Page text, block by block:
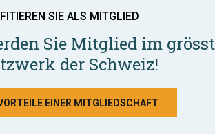
SIE ALS MITGLIED
Sie Mitglied im
der Schweiz!
EINER MITGLIEDSCHAFT